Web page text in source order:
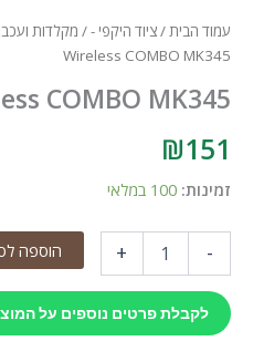
עמוד הבית/ציוד היקפי -/ מקלדות
Wireless COMBO MK345
COMBO MK345
₪151
זמינות: 100 במלאי
-
Wireless
COMBO
+ הוספה
לקבלת פרטים נוספים על